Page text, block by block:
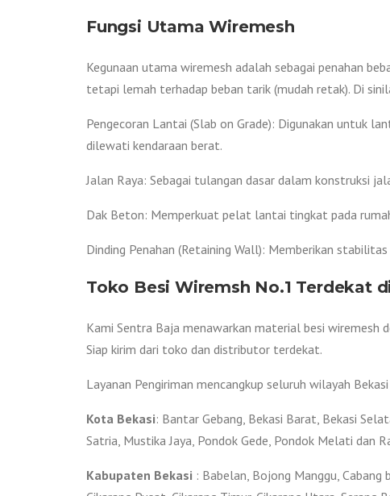
Fungsi Utama Wiremesh
Kegunaan utama wiremesh adalah sebagai penahan
tetapi lemah terhadap beban tarik (mudah retak). Di
Pengecoran Lantai (Slab on Grade): Digunakan untuk
dilewati kendaraan berat.
Jalan Raya: Sebagai tulangan dasar dalam konstruksi
Dak Beton: Memperkuat pelat lantai tingkat pada
Dinding Penahan (Retaining Wall): Memberikan
Toko Besi Wiremsh No.1 Terdekat
Kami Sentra Baja menawarkan material besi wiremesh
Siap kirim dari toko dan distributor terdekat.
Layanan Pengiriman mencangkup seluruh wilayah
Kota Bekasi: Bantar Gebang, Bekasi Barat, Bekasi
Satria, Mustika Jaya, Pondok Gede, Pondok Melati dan
Kabupaten Bekasi : Babelan, Bojong Manggu, Cabang